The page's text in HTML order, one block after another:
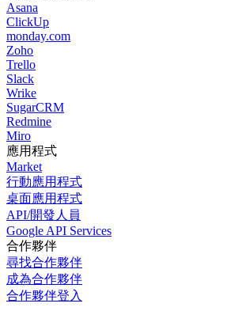
Asana
ClickUp
monday.com
Zoho
Trello
Slack
Wrike
SugarCRM
Redmine
Miro
應用程式
Market
行動應用程式
桌面應用程式
API/開發人員
Google API Services
合作夥伴
尋找合作夥伴
成為合作夥伴
合作夥伴登入